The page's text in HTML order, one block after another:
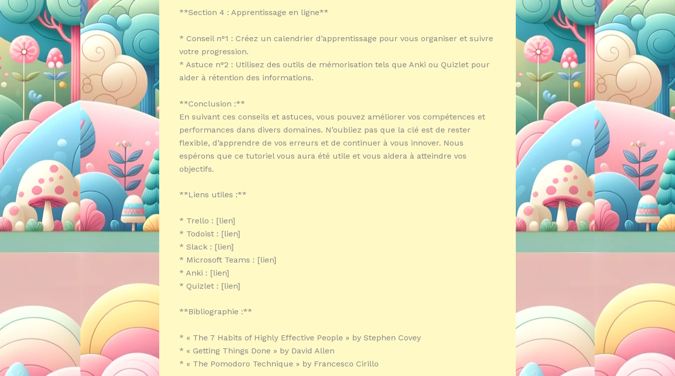
**Section 4 : Apprentissage en ligne**
* Conseil n°1 : Créez un calendrier d’apprentissage pour vous organiser et suivre
votre progression.
* Astuce n°2 : Utilisez des outils de mémorisation tels que Anki ou Quizlet pour
aider à rétention des informations.
**Conclusion :**
En suivant ces conseils et astuces, vous pouvez améliorer vos compétences et
performances dans divers domaines. N’oubliez pas que la clé est de rester
flexible, d’apprendre de vos erreurs et de continuer à vous innover. Nous
espérons que ce tutoriel vous aura été utile et vous aidera à atteindre vos
objectifs.
**Liens utiles :**
* Trello : [lien]
* Todoist : [lien]
* Slack : [lien]
* Microsoft Teams : [lien]
* Anki : [lien]
* Quizlet : [lien]
**Bibliographie :**
* « The 7 Habits of Highly Effective People » by Stephen Covey
* « Getting Things Done » by David Allen
* « The Pomodoro Technique » by Francesco Cirillo